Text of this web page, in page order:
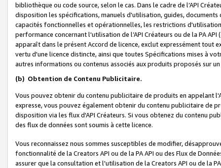
bibliothèque ou code source, selon le cas. Dans le cadre de l’API
disposition les spécifications, manuels d'utilisation, guides,
capacités fonctionnelles et opérationnelles, les restrictions
performance concernant l'utilisation de l’API Créateurs ou de la PA
apparaît dans le présent Accord de licence, exclut expressément tout
vertu d'une licence distincte, ainsi que toutes Spécifications mises à
autres informations ou contenus associés aux produits proposés sur
(b) Obtention de Contenu Publicitaire.
Vous pouvez obtenir du contenu publicitaire de produits en appelant
expresse, vous pouvez également obtenir du contenu publicitaire de
disposition via les flux d'API Créateurs. Si vous obtenez du contenu
des flux de données sont soumis à cette licence.
Vous reconnaissez nous sommes susceptibles de modifier,
fonctionnalité de la Creators API ou de la PA API ou des Flux de
assurer que la consultation et l'utilisation de la Creators API ou de la